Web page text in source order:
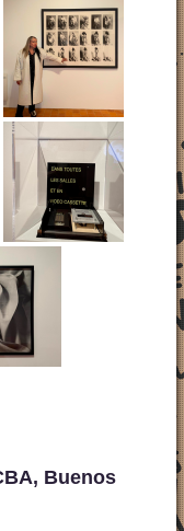
Buenos